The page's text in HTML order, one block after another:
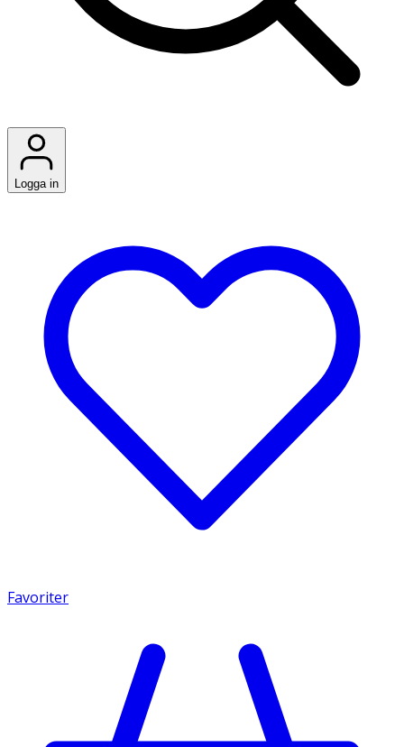
Logga in
Favoriter